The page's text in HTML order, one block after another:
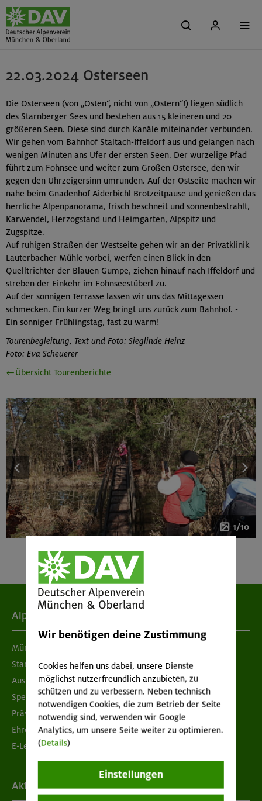
22.03.2024 Osterseen
Die Osterseen (von „Osten“, nicht von „Ostern“!) liegen südlich
des Starnberger Sees und bestehen aus 15 kleineren und 20
größeren Seen. Diese sind durch Kanäle miteinander verbunden.
Wir gehen vom Bahnhof Staltach-Iffeldorf aus und gelangen nach
wenigen Minuten ans Ufer der ersten Seen. Der wurzelige Pfad
führt zum Fohnsee und weiter zum Großen Ostersee, den wir
gegen den Uhrzeigersinn umrunden. Auf der Ostseite machen wir
nahe beim Gnadenhof Aiderbichl Brotzeitpause und genießen das
herrliche Alpenpanorama, frisch beschneit und sonnenbestrahlt,
Karwendel, Herzogstand und Heimgarten, Alpspitz und
Zugspitze.
Auf ruhigen Straßen der Westseite gehen wir an der Privatklinik
Lauterbacher Mühle vorbei, werfen einen Blick in den
Quelltrichter der Blauen Gumpe, ziehen hinauf nach Iffeldorf und
streben der Einkehr im Fohnseestüberl zu.
Auf der sonnigen Terrasse lassen wir uns das Mittagessen
schmecken. Ein kurzer Weg bringt uns zurück zum Bahnhof. -
Ein sonniger Frühlingstag, fast zu warm!
Tourenbegleitung, Text und Foto: Sieglinde Heinz
Foto: Eva Scheuerer
←Übersicht Tourenberichte
1/10
Alpenverein
München & Oberland
Standorte
Ausbildung & Jobs
Spenden
Prävention sexualisierter Gewalt
Ehrenamtsbörse
E-Learning
Aktuelles
Wir benötigen deine Zustimmung
Cookies helfen uns dabei, unsere Dienste
möglichst nutzerfreundlich anzubieten, zu
schützen und zu verbessern. Neben technisch
notwendigen Cookies, die zum Betrieb der Seite
notwendig sind, verwenden wir Google
Analytics, um unsere Seite weiter zu optimieren.
(Details)
Einstellungen